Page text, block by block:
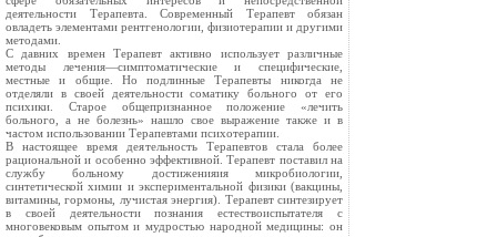
деятельности Терапевта. Современный Терапевт обязан
овладеть элементами рентгенологии, физиотерапии и другими
методами.
С давних времен Терапевт активно использует различные
методы лечения—симптоматические и специфические,
местные и общие. Но подлинные Терапевты никогда не
отделяли в своей деятельности соматику больного от его
психики. Старое общепризнанное положение «лечить
больного, а не болезнь» нашло свое выражение также и в
частом использовании Терапевтами психотерапии.
В настоящее время деятельность Терапевтов стала более
рациональной и особенно эффективной. Терапевт поставил на
службу больному достиженияия микробиологии,
синтетической химии и экспериментальной физики (вакцины,
витамины, гормоны, лучистая энергия). Терапевт синтезирует
в своей деятельности познания естествоиспытателя с
многовековым опытом и мудростью народной медицины: он